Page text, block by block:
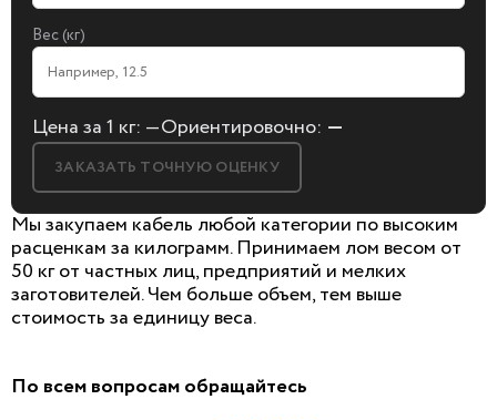
Вес (кг)
Цена за 1 кг: —Ориентировочно: —
ЗАКАЗАТЬ ТОЧНУЮ ОЦЕНКУ
БЕСПЛАТНАЯ КОНСУЛЬТАЦИЯ
И ОЦЕНКА ЛОМА
Заполните форму, мы сами к вам позвоним!
Мы закупаем кабель любой категории по высоким
расценкам за килограмм. Принимаем лом весом от
50 кг от частных лиц, предприятий и мелких
заготовителей. Чем больше объем, тем выше
стоимость за единицу веса.
По всем вопросам обращайтесь